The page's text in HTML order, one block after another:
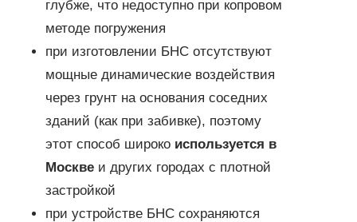
глубже, что недоступно при копровом
методе погружения
при изготовлении БНС отсутствуют
мощные динамические воздействия
через грунт на основания соседних
зданий (как при забивке), поэтому
этот способ широко используется в
Москвеи других городах с плотной
застройкой
при устройстве БНС сохраняются